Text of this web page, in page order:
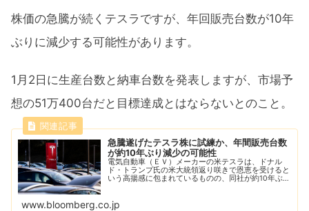
株価の急騰が続くテスラですが、年回販売台数が10年
ぶりに減少する可能性があります。
1月2日に生産台数と納車台数を発表しますが、市場予
想の51万400台だと目標達成とはならないとのこと。
急騰遂げたテスラ株に試練か、年間販売台数
が約10年ぶり減少の可能性
電気自動車（ＥＶ）メーカーの米テスラは、ドナル
ド・トランプ氏の米大統領返り咲きで恩恵を受けると
いう高揚感に包まれているものの、同社が約10年ぶり
www.bloomberg.co.jp